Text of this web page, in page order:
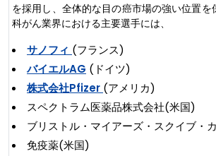
を採用し、全体的な目の癌市場の強い位置を
科がん業界における主要選手には、
サノフィ (フランス)
バイエルAG (ドイツ)
株式会社Pfizer (アメリカ)
スペクトラム医薬品株式会社(米国)
ブリストル・マイアーズ・スクイブ・
免疫薬(米国)